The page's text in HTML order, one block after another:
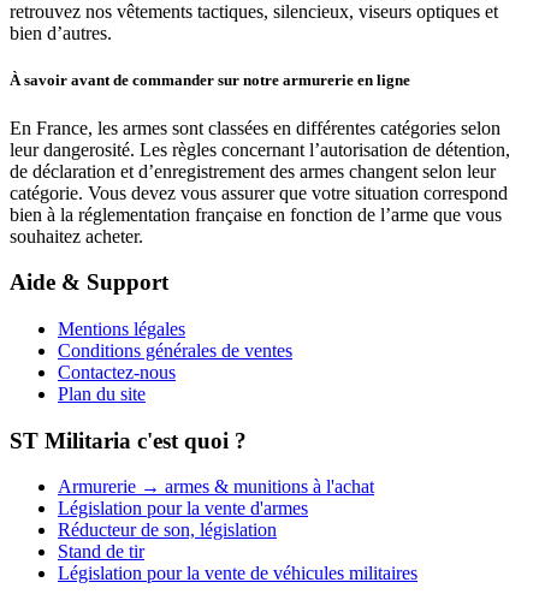
retrouvez nos vêtements tactiques, silencieux, viseurs optiques et
bien d’autres.
À savoir avant de commander sur notre armurerie en ligne
En France, les armes sont classées en différentes catégories selon
leur dangerosité. Les règles concernant l’autorisation de détention,
de déclaration et d’enregistrement des armes changent selon leur
catégorie. Vous devez vous assurer que votre situation correspond
bien à la réglementation française en fonction de l’arme que vous
souhaitez acheter.
Aide & Support
Mentions légales
Conditions générales de ventes
Contactez-nous
Plan du site
ST Militaria c'est quoi ?
Armurerie → armes & munitions à l'achat
Législation pour la vente d'armes
Réducteur de son, législation
Stand de tir
Législation pour la vente de véhicules militaires